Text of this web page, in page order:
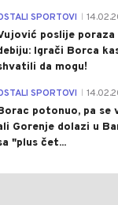
SPORTOVI
poslije poraza
Igrači Borca
da mogu!
SPORTOVI
potonuo, pa se
Gorenje dolazi u
"plus čet...